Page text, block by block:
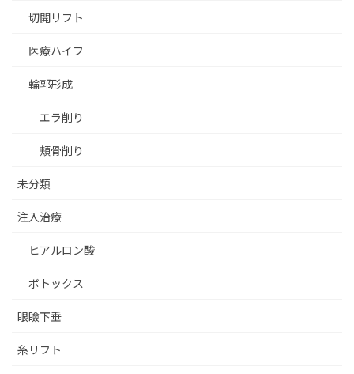
切開リフト
医療ハイフ
輪郭形成
エラ削り
頬骨削り
未分類
注入治療
ヒアルロン酸
ボトックス
眼瞼下垂
糸リフト